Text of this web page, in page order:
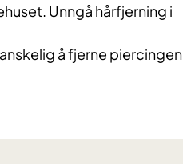
Unngå hårfjerning i
å fjerne piercingen